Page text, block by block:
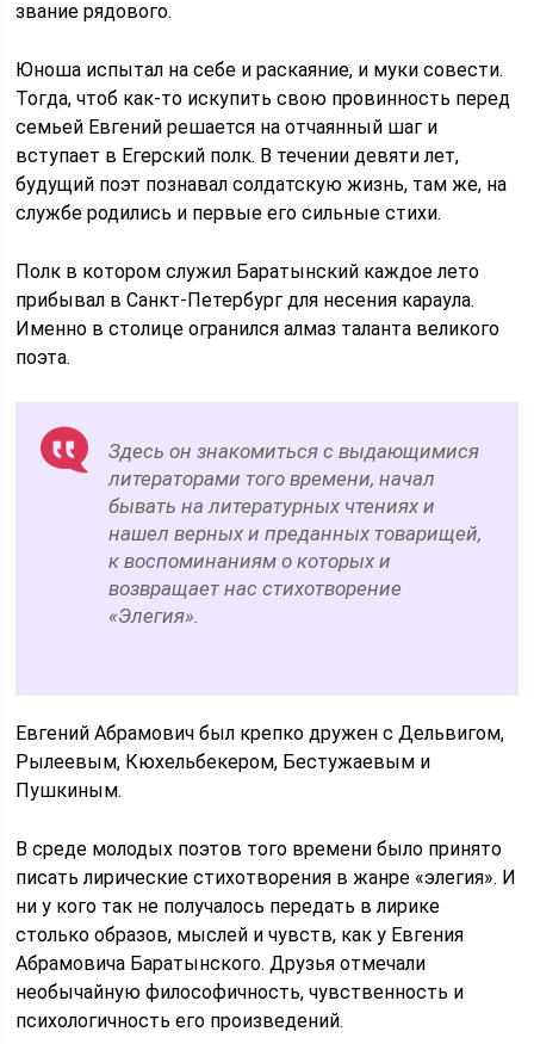
звание рядового.
Юноша испытал на себе и раскаяние, и муки совести.
Тогда, чтоб как-то искупить свою провинность перед
семьей Евгений решается на отчаянный шаг и
вступает в Егерский полк. В течении девяти лет,
будущий поэт познавал солдатскую жизнь, там же, на
службе родились и первые его сильные стихи.
Полк в котором служил Баратынский каждое лето
прибывал в Санкт-Петербург для несения караула.
Именно в столице огранился алмаз таланта великого
поэта.
Здесь он знакомиться с выдающимися
литераторами того времени, начал
бывать на литературных чтениях и
нашел верных и преданных товарищей,
к воспоминаниям о которых и
возвращает нас стихотворение
«Элегия».
Евгений Абрамович был крепко дружен с Дельвигом,
Рылеевым, Кюхельбекером, Бестужаевым и
Пушкиным.
В среде молодых поэтов того времени было принято
писать лирические стихотворения в жанре «элегия». И
ни у кого так не получалось передать в лирике
столько образов, мыслей и чувств, как у Евгения
Абрамовича Баратынского. Друзья отмечали
необычайную философичность, чувственность и
психологичность его произведений.